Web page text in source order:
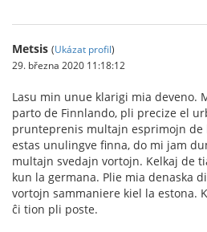
Metsis (Ukázat profil)
29. března 2020 11:18:12
Lasu min unue klarigi mia deveno.
parto de Finnlando, pli precize el
prunteprenis multajn esprimojn de
estas unulingve finna, do mi jam
multajn svedajn vortojn. Kelkaj de
kun la germana. Plie mia denaska
vortojn sammaniere kiel la estona.
ĉi tion pli poste.